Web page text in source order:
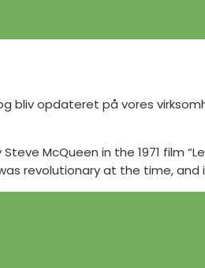
bliv opdateret på vores
McQueen in the 1971 film
revolutionary at the time,